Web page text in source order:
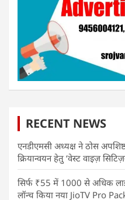
RECENT NEWS
एनडीएमसी अध्यक्ष ने ठोस
क्रियान्वयन हेतु ‘वेस्ट वाइज़
सिर्फ ₹55 में 1000 से अधिक
लॉन्च किया नया JioTV Pro